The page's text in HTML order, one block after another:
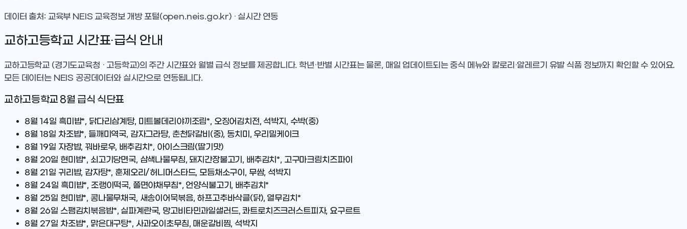
데이터 출처: 교육부 NEIS 교육정보 개방 포털(open.neis.go.kr) · 실시간 연동
교하고등학교 시간표·급식 안내
교하고등학교 (경기도교육청 · 고등학교)의 주간 시간표와 월별 급식 정보를 제공합니다. 학년·반별 시간표는 물론, 매일 업데이트되는 중식 메뉴와 칼로리·알레르기 유발 식품 정보까지 확인할 수 있어요.
모든 데이터는 NEIS 공공데이터와 실시간으로 연동됩니다.
교하고등학교 8월 급식 식단표
8월 14일 흑미밥*, 닭다리삼계탕, 미트볼데리야끼조림*, 오징어김치전, 석박지, 수박(중)
8월 18일 차조밥*, 들깨미역국, 감자그라탕, 춘천닭갈비(중), 동치미, 우리밀케이크
8월 19일 자장밥, 꿔바로우, 배추김치*, 아이스크림(딸기맛)
8월 20일 현미밥*, 쇠고기당면국, 삼색나물무침, 돼지간장불고기, 배추김치*, 고구마크림치즈파이
8월 21일 귀리밥, 감자탕*, 훈제오리/허니머스타드, 모듬채소구이, 무쌈, 석박지
8월 24일 흑미밥*, 조랭이떡국, 쫄면야채무침*, 언양식불고기, 배추김치*
8월 25일 현미밥*, 콩나물무채국, 새송이어묵볶음, 하프고추바삭클(닭), 열무김치*
8월 26일 스팸김치볶음밥*, 실파계란국, 망고비타민과일샐러드, 콰트로치즈크러스트피자, 요구르트
8월 27일 차조밥*, 맑은대구탕*, 사과오이초무침, 매운갈비찜, 석박지